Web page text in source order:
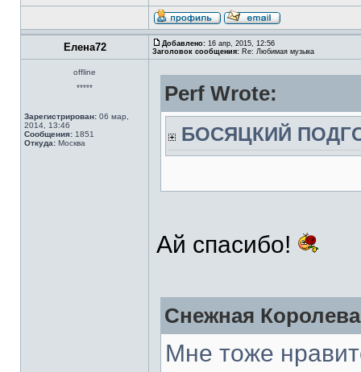
Елена72 Добавлено: 16 апр, 2015, 12:56
Заголовок сообщения: Re: Любимая музыка
offline
*****
Зарегистрирован: 06 мар,
2014, 13:46
Сообщения: 1851
Откуда: Москва
Perf Wrote:
БОСЯЦКИЙ
Ай спасибо!
Снежная
Мне тоже